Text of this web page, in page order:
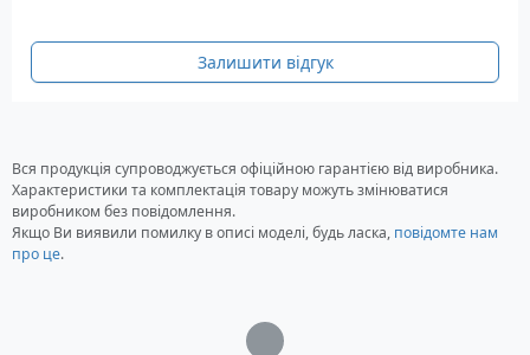
Залишити відгук
Вся продукція супроводжується офіційною гарантією від виробника.
Характеристики та комплектація товару можуть змінюватися
виробником без повідомлення.
Якщо Ви виявили помилку в описі моделі, будь ласка, повідомте нам
про це.
Загрузка...